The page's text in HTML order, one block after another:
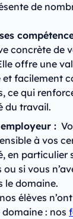
de
concrète de
offre une
et facilement
ce qui
du travail.
:
à vos
en particulier
si vous
le domaine.
élèves
: nos